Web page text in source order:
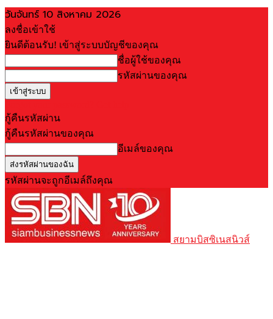
วันจันทร์ 10 สิงหาคม 2026
ลงชื่อเข้าใช้
ยินดีต้อนรับ! เข้าสู่ระบบบัญชีของคุณ
ชื่อผู้ใช้ของคุณ
รหัสผ่านของคุณ
กู้คืนรหัสผ่าน
กู้คืนรหัสผ่านของคุณ
อีเมล์ของคุณ
รหัสผ่านจะถูกอีเมล์ถึงคุณ
สยามบิสซิเนสนิวส์